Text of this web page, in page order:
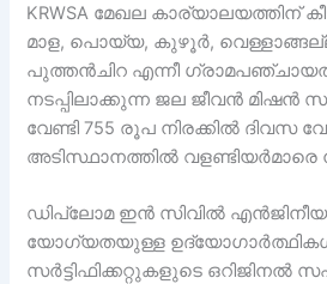
KRWSA മേഖല കാര്യാലയത്തിന്
മാള, പൊയ്യ, കുഴൂർ,
പുത്തൻചിറ എന്നീ
നടപ്പിലാക്കുന്ന ജല ജീവൻ മിഷൻ
വേണ്ടി 755 രൂപ നിരക്കിൽ ദിവസ
അടിസ്ഥാനത്തിൽ വളണ്ടിയർമാരെ
ഡിപ്ലോമ ഇൻ സിവിൽ
യോഗ്യതയുള്ള ഉദ്യോഗാർത്ഥികൾ
സർട്ടിഫിക്കറ്റുകളുടെ ഒറിജിനൽ